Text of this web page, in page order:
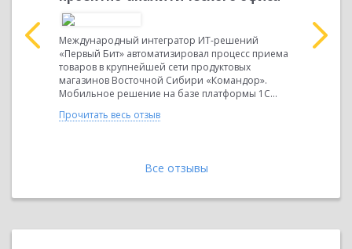
Международный интегратор ИТ-решений
«Первый Бит» автоматизировал процесс приема
товаров в крупнейшей сети продуктовых
магазинов Восточной Сибири «Командор».
Мобильное решение на базе платформы 1С...
Прочитать весь отзыв
Все отзывы